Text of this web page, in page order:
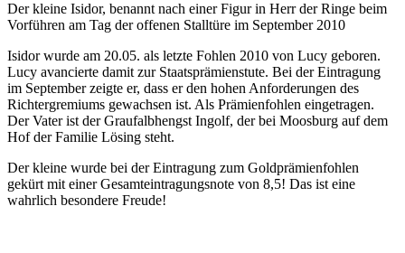
Der kleine Isidor, benannt nach einer Figur in Herr der Ringe beim
Vorführen am Tag der offenen Stalltüre im September 2010
Isidor wurde am 20.05. als letzte Fohlen 2010 von Lucy geboren.
Lucy avancierte damit zur Staatsprämienstute. Bei der Eintragung
im September zeigte er, dass er den hohen Anforderungen des
Richtergremiums gewachsen ist. Als Prämienfohlen eingetragen.
Der Vater ist der Graufalbhengst Ingolf, der bei Moosburg auf dem
Hof der Familie Lösing steht.
Der kleine wurde bei der Eintragung zum Goldprämienfohlen
gekürt mit einer Gesamteintragungsnote von 8,5! Das ist eine
wahrlich besondere Freude!